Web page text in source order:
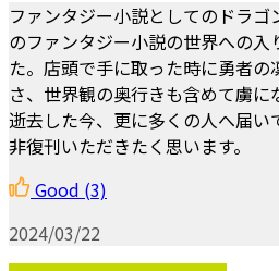
ファンタジー小説としてのドラ
のファンタジー小説の世界への入
た。店頭で手に取った時に勇者
さ、世界観の奥行きも含めて虜に
逝去した今、更に多くの人へ届い
非復刊いただきたく思います。
Good (3)
2024/03/22